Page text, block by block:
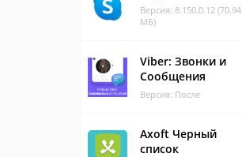
Версия: 8.150.0.12 (70.94
МБ)
Viber: Звонки и
Сообщения
Версия: После
Axoft Черный
список